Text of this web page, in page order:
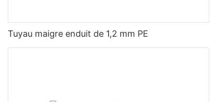
Tuyau maigre enduit de 1,2 mm PE